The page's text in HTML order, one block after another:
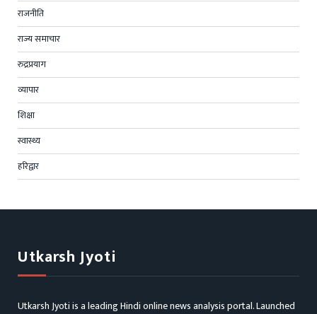
राजनीति
राज्य समाचार
रुद्रप्रयाग
व्यापार
शिक्षा
स्वास्थ्य
हरिद्वार
Utkarsh Jyoti
Utkarsh Jyoti is a leading Hindi online news analysis portal. Launched